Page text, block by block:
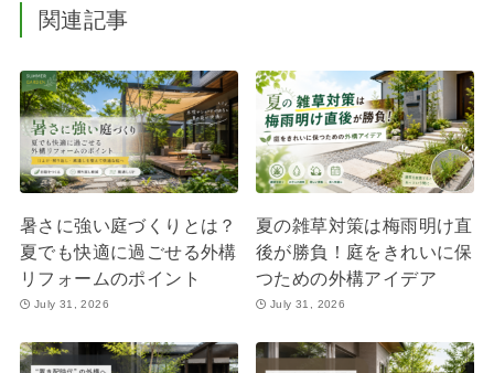
関連記事
暑さに強い庭づくりとは？
夏でも快適に過ごせる外構
リフォームのポイント
July 31, 2026
夏の雑草対策は梅雨明け直
後が勝負！庭をきれいに保
つための外構アイデア
July 31, 2026